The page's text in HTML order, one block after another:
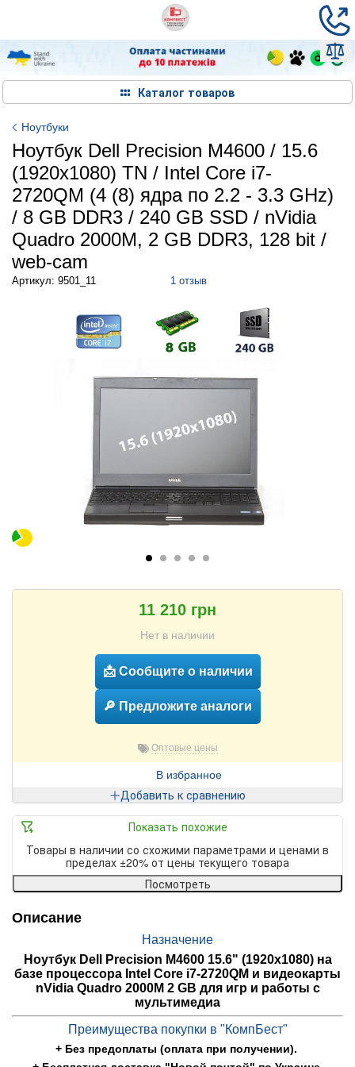
Каталог товаров
Ноутбуки
Ноутбук Dell Precision M4600 / 15.6
(1920x1080) TN / Intel Core i7-
2720QM (4 (8) ядра по 2.2 - 3.3 GHz)
/ 8 GB DDR3 / 240 GB SSD / nVidia
Quadro 2000M, 2 GB DDR3, 128 bit /
web-cam
Артикул: 9501_11 1 отзыв
11 210 грн
Нет в наличии
📩 Сообщите о наличии
🔎 Предложите аналоги
Оптовые цены
В избранное
Добавить к сравнению
Показать похожие
Товары в наличии со схожими параметрами и ценами в
пределах ±20% от цены текущего товара
Посмотреть
Описание
Назначение
Ноутбук Dell Precision M4600 15.6" (1920x1080) на
базе процессора Intel Core i7-2720QM и видеокарты
nVidia Quadro 2000M 2 GB для игр и работы с
мультимедиа
Преимущества покупки в "КомпБест"
+ Без предоплаты (оплата при получении).